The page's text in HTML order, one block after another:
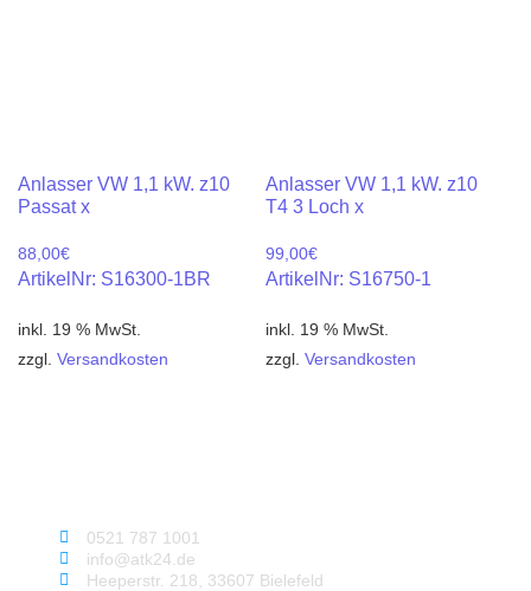
Anlasser VW 1,1 kW. z10
Passat x
88,00€
ArtikelNr: S16300-1BR
inkl. 19 % MwSt.
zzgl. Versandkosten
Anlasser VW 1,1 kW. z10
T4 3 Loch x
99,00€
ArtikelNr: S16750-1
inkl. 19 % MwSt.
zzgl. Versandkosten
0521 787 1001
info@atk24.de
Heeperstr. 218, 33607 Bielefeld